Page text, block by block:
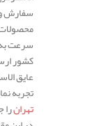
سفارش
سرعت
کشور
عایق
تجربه
تهران